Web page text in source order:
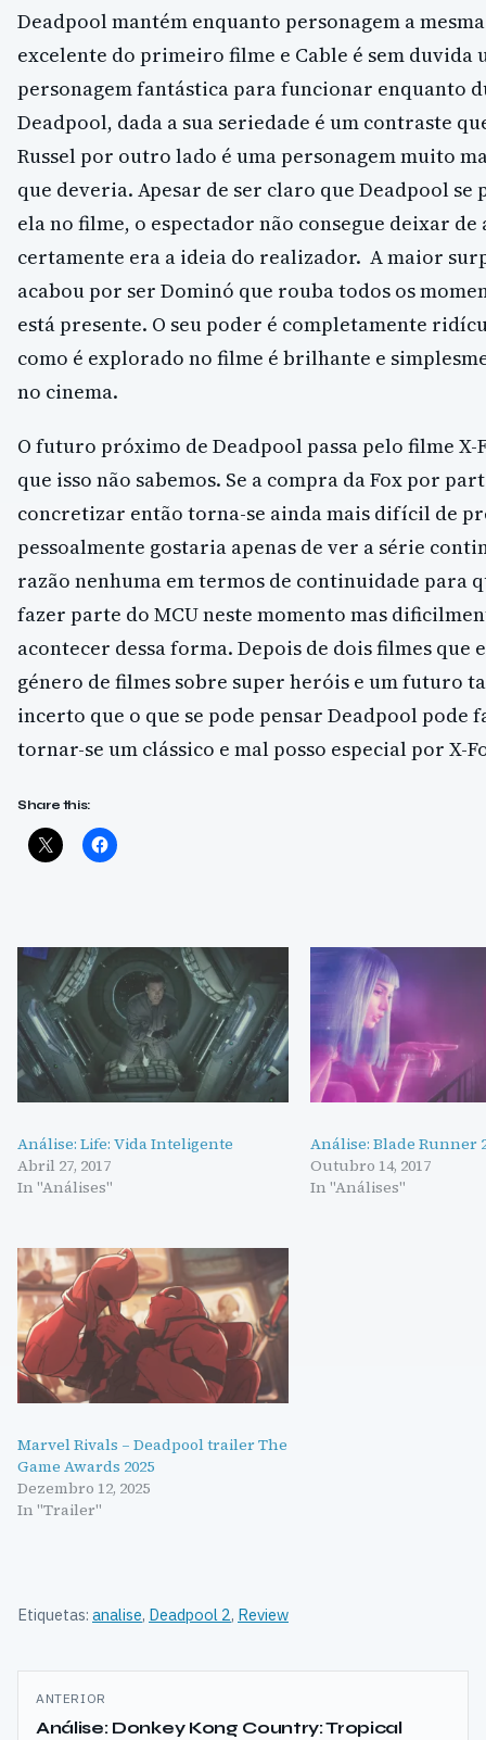
Deadpool mantém enquanto personagem a
excelente do primeiro filme e Cable é sem duvida
personagem fantástica para funcionar enquanto
Deadpool, dada a sua seriedade é um contraste
Russel por outro lado é uma personagem muito
que deveria. Apesar de ser claro que Deadpool se
ela no filme, o espectador não consegue deixar de
certamente era a ideia do realizador. A maior
acabou por ser Dominó que rouba todos os
está presente. O seu poder é completamente
como é explorado no filme é brilhante e
no cinema.
O futuro próximo de Deadpool passa pelo filme X-
que isso não sabemos. Se a compra da Fox por
concretizar então torna-se ainda mais difícil de
pessoalmente gostaria apenas de ver a série
razão nenhuma em termos de continuidade para
fazer parte do MCU neste momento mas
acontecer dessa forma. Depois de dois filmes que
género de filmes sobre super heróis e um futuro
incerto que o que se pode pensar Deadpool pode
tornar-se um clássico e mal posso especial por X-
Share this:
Análise: Life: Vida Inteligente
Abril 27, 2017
In "Análises"
Análise: Blade Runner
Outubro 14, 2017
In "Análises"
Marvel Rivals – Deadpool trailer The
Game Awards 2025
Dezembro 12, 2025
In "Trailer"
Etiquetas: analise, Deadpool 2, Review
Navegação
de
ANTERIOR
Análise: Donkey Kong Country: Tropical